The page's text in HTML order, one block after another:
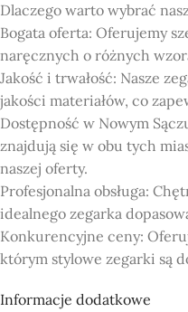
Dlaczego warto wybrać
Bogata oferta: Oferujemy
naręcznych o różnych
Jakość i trwałość: Nasze
jakości materiałów, co
Dostępność w Nowym
znajdują się w obu tych
naszej oferty.
Profesjonalna obsługa:
idealnego zegarka
Konkurencyjne ceny:
którym stylowe zegarki są
Informacje dodatkowe